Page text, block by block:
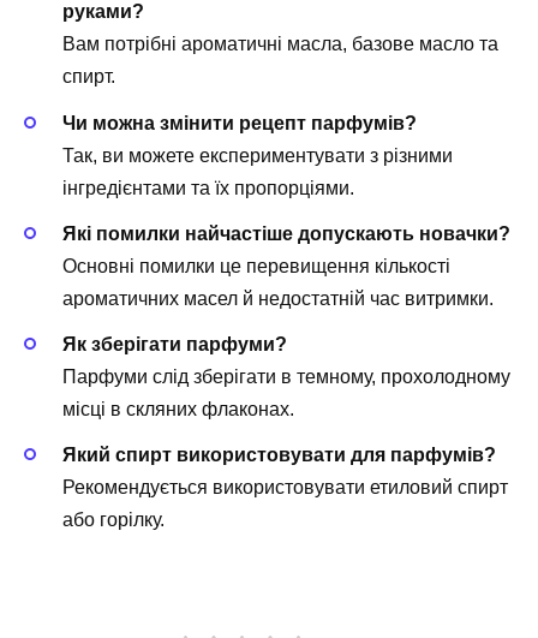
руками?
Вам потрібні ароматичні масла, базове масло та
спирт.
Чи можна змінити рецепт парфумів?
Так, ви можете експериментувати з різними
інгредієнтами та їх пропорціями.
Які помилки найчастіше допускають новачки?
Основні помилки це перевищення кількості
ароматичних масел й недостатній час витримки.
Як зберігати парфуми?
Парфуми слід зберігати в темному, прохолодному
місці в скляних флаконах.
Який спирт використовувати для парфумів?
Рекомендується використовувати етиловий спирт
або горілку.